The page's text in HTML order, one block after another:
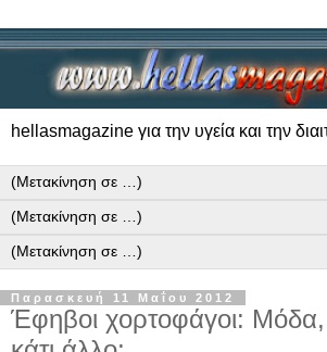
hellasmagazine για την υγεία και την
Παρασκευή 11 Μαΐου 2012
Έφηβοι χορτοφάγοι: